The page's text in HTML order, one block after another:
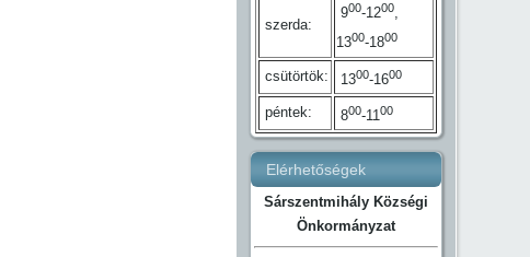
szerda:
900-1200,
1300-1800
csütörtök: 1300-1600
péntek: 800-1100
Elérhetőségek
Sárszentmihály Községi
Önkormányzat